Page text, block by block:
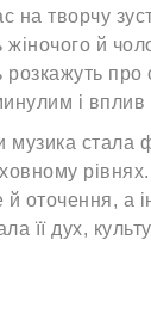
на творчу
жіночого й
розкажуть
і
музика
й оточення, а
її дух,